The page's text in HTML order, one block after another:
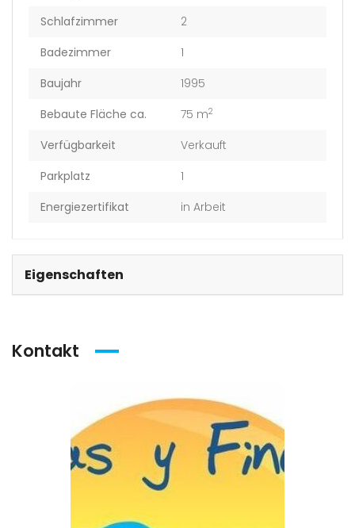
Schlafzimmer
2
Badezimmer
1
Baujahr
1995
Bebaute Fläche ca.
75 m2
Verfügbarkeit
Verkauft
Parkplatz
1
Energiezertifikat
in Arbeit
Eigenschaften
Kontakt